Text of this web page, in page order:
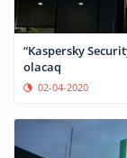
“Kaspersky
olacaq
02-04-2020